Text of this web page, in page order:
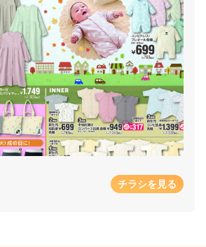
チラシを見る